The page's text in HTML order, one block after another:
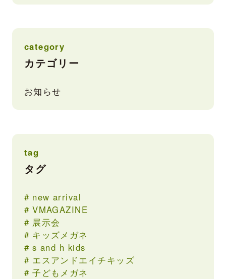
category
カテゴリー
お知らせ
tag
タグ
new arrival
VMAGAZINE
展示会
キッズメガネ
s and h kids
エスアンドエイチキッズ
子どもメガネ